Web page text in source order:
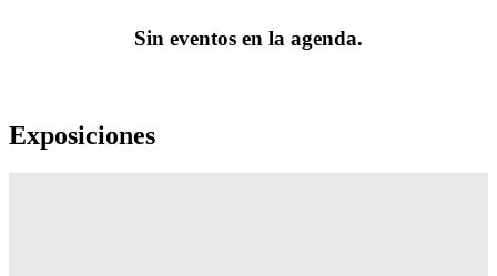
Sin eventos en la agenda.
Exposiciones